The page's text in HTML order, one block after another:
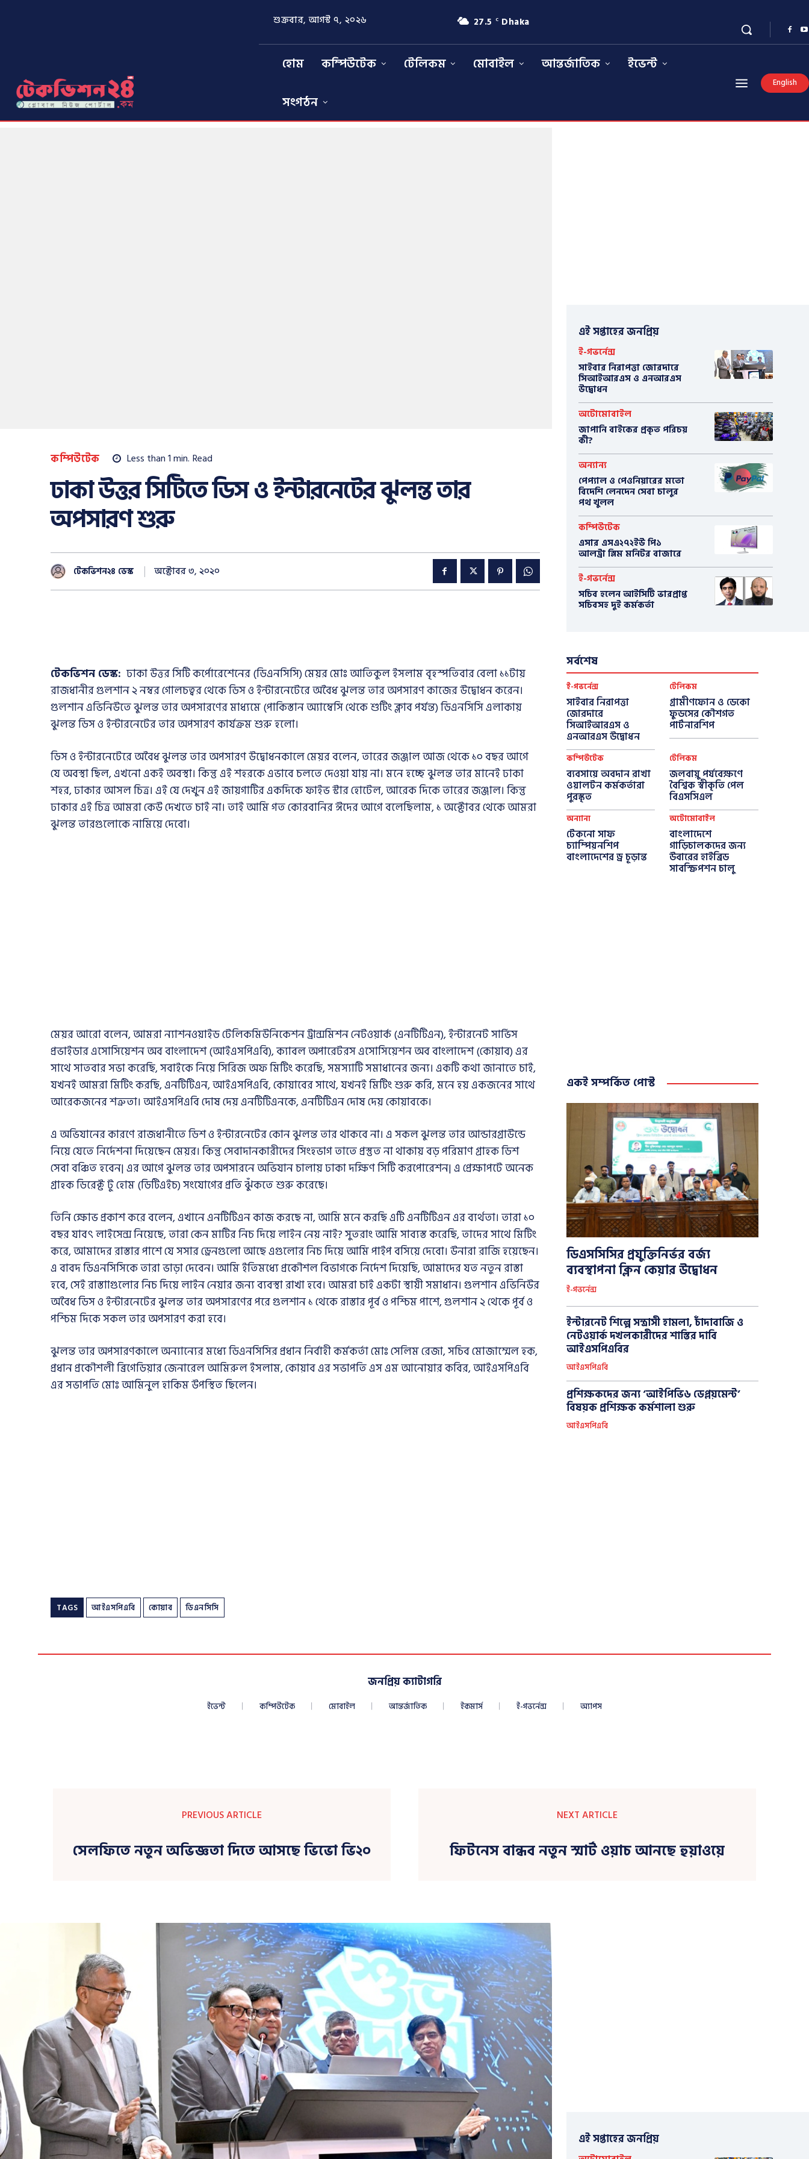
শুক্রবার, আগস্ট ৭, ২০২৬ 27.5 C Dhaka
হোম কম্পিউটেক টেলিকম মোবাইল আন্তর্জাতিক
ইভেন্ট
সংগঠন
English
কম্পিউটেক Less than 1min. Read
ঢাকা উত্তর সিটিতে ডিস ও ইন্টারনেটের ঝুলন্ত তার
অপসারণ শুরু
টেকভিশন২৪ ডেস্ক অক্টোবর ৩, ২০২০
টেকভিশন ডেস্ক: ঢাকা উত্তর সিটি কর্পোরেশেনের (ডিএনসিসি) মেয়র মোঃ আতিকুল ইসলাম বৃহস্পতিবার বেলা ১১টায়
রাজধানীর গুলশান ২ নম্বর গোলচত্বর থেকে ডিস ও ইন্টারনেটেরে অবৈধ ঝুলন্ত তার অপসারণ কাজের উদ্বোধন করেন।
গুলশান এভিনিউতে ঝুলন্ত তার অপসারণের মাধ্যমে (পাকিস্তান অ্যাম্বেসি থেকে শুটিং ক্লাব পর্যন্ত) ডিএনসিসি এলাকায়
ঝুলন্ত ডিস ও ইন্টারনেটের তার অপসারণ কার্যক্রম শুরু হলো।
ডিস ও ইন্টারনেটেরে অবৈধ ঝুলন্ত তার অপসারণ উদ্বোধনকালে মেয়র বলেন, তারের জঞ্জাল আজ থেকে ১০ বছর আগে
যে অবস্থা ছিল, এখনো একই অবস্থা। কিন্তু এই শহরকে এভাবে চলতে দেওয়া যায় না। মনে হচ্ছে ঝুলন্ত তার মানেই ঢাকা
শহর, ঢাকার আসল চিত্র। এই যে দেখুন এই জায়গাটির একদিকে ফাইভ স্টার হোটেল, আরেক দিকে তারের জঞ্জাল। কিন্তু
ঢাকার এই চিত্র আমরা কেউ দেখতে চাই না। তাই আমি গত কোরবানির ঈদের আগে বলেছিলাম, ১ অক্টোবর থেকে আমরা
ঝুলন্ত তারগুলোকে নামিয়ে দেবো।
মেয়র আরো বলেন, আমরা ন্যাশনওয়াইড টেলিকমিউনিকেশন ট্রান্সমিশন নেটওয়ার্ক (এনটিটিএন), ইন্টারনেট সার্ভিস
প্রভাইডার এসোসিয়েশন অব বাংলাদেশ (আইএসপিএবি), ক্যাবল অপারেটরস এসোসিয়েশন অব বাংলাদেশ (কোয়াব) এর
সাথে সাতবার সভা করেছি, সবাইকে নিয়ে সিরিজ অফ মিটিং করেছি, সমস্যাটি সমাধানের জন্য। একটি কথা জানাতে চাই,
যখনই আমরা মিটিং করছি, এনটিটিএন, আইএসপিএবি, কোয়াবের সাথে, যখনই মিটিং শুরু করি, মনে হয় একজনের সাথে
আরেকজনের শত্রুতা। আইএসপিএবি দোষ দেয় এনটিটিএনকে, এনটিটিএন দোষ দেয় কোয়াবকে।
এ অভিযানের কারণে রাজধানীতে ডিশ ও ইন্টারনেটের কোন ঝুলন্ত তার থাকবে না। এ সকল ঝুলন্ত তার আন্ডারগ্রাউন্ডে
নিয়ে যেতে নির্দেশনা দিয়েছেন মেয়র। কিন্তু সেবাদানকারীদের সিংহভাগ তাতে প্রস্তুত না থাকায় বড় পরিমাণ গ্রাহক ডিশ
সেবা বঞ্চিত হবেন| এর আগে ঝুলন্ত তার অপসারনে অভিযান চালায় ঢাকা দক্ষিণ সিটি করপোরেশন| এ প্রেক্ষাপটে অনেক
গ্রাহক ডিরেক্ট টু হোম (ডিটিএইচ) সংযোগের প্রতি ঝুঁকতে শুরু করেছে।
তিনি ক্ষোভ প্রকাশ করে বলেন, এখানে এনটিটিএন কাজ করছে না, আমি মনে করছি এটি এনটিটিএন এর ব্যর্থতা। তারা ১০
বছর যাবৎ লাইসেন্স নিয়েছে, তারা কেন মাটির নিচ দিয়ে লাইন নেয় নাই? সুতরাং আমি সাব্যস্ত করেছি, তাদের সাথে মিটিং
করে, আমাদের রাস্তার পাশে যে সসার ড্রেনগুলো আছে এগুলোর নিচ দিয়ে আমি পাইপ বসিয়ে দেবো। উনারা রাজি হয়েছেন।
এ বাবদ ডিএনসিসিকে তারা ভাড়া দেবেন। আমি ইতিমধ্যে প্রকৌশল বিভাগকে নির্দেশ দিয়েছি, আমাদের যত নতুন রাস্তা
হবে, সেই রাস্তাাগুলোর নিচ দিয়ে লাইন নেয়ার জন্য ব্যবস্থা রাখা হবে। আমরা চাই একটা স্থায়ী সমাধান। গুলশান এভিনিউর
অবৈধ ডিস ও ইন্টারনেটের ঝুলন্ত তার অপসারণের পরে গুলশান ১ থেকে রাস্তার পূর্ব ও পশ্চিম পাশে, গুলশান ২ থেকে পূর্ব ও
পশ্চিম দিকে সকল তার অপসারণ করা হবে।
ঝুলন্ত তার অপসারণকালে অন্যান্যের মধ্যে ডিএনসিসির প্রধান নির্বাহী কর্মকর্তা মোঃ সেলিম রেজা, সচিব মোজাম্মেল হক,
প্রধান প্রকৌশলী ব্রিগেডিয়ার জেনারেল আমিরুল ইসলাম, কোয়াব এর সভাপতি এস এম আনোয়ার কবির, আইএসপিএবি
এর সভাপতি মোঃ আমিনুল হাকিম উপস্থিত ছিলেন।
TAGS আইএসপিএবি কোয়াব ডিএনসিসি
এই সপ্তাহের জনপ্রিয়
ই-গভর্নেন্স
সাইবার নিরাপত্তা জোরদারে
সিআইআরএস ও এনআরএস
উদ্বোধন
অটোমোবাইল
​জাপানি বাইকের প্রকৃত পরিচয়
কী?
অন্যান্য
পেপ্যাল ও পেওনিয়ারের মতো
বিদেশি লেনদেন সেবা চালুর
পথ খুলল
কম্পিউটেক
এসার এসএ২৭২ইউ পি১
আলট্রা স্লিম মনিটর বাজারে
ই-গভর্নেন্স
সচিব হলেন আইসিটি ভারপ্রাপ্ত
সচিবসহ দুই কর্মকর্তা
সর্বশেষ
ই-গভর্নেন্স
সাইবার নিরাপত্তা
জোরদারে
সিআইআরএস ও
এনআরএস উদ্বোধন
টেলিকম
গ্রামীণফোন ও ডেকো
ফুডসের কৌশগত
পার্টনারশিপ
কম্পিউটেক
ব্যবসায়ে অবদান রাখা
ওয়ালটন কর্মকর্তারা
পুরস্কৃত
টেলিকম
জলবায়ু পর্যবেক্ষণে
বৈশ্বিক স্বীকৃতি পেল
বিএসসিএল
অন্যান্য
টেকনো সাফ
চ্যাম্পিয়নশিপ
বাংলাদেশের ড্র চূড়ান্ত
অটোমোবাইল
বাংলাদেশে
গাড়িচালকদের জন্য
উবারের হাইব্রিড
সাবস্ক্রিপশন চালু
একই সম্পর্কিত পোস্ট
ডিএসসিসির প্রযুক্তিনির্ভর বর্জ্য
ব্যবস্থাপনা ক্লিন কেয়ার উদ্বোধন
ই-গভর্নেন্স
ইন্টারনেট শিল্পে সন্ত্রাসী হামলা, চাঁদাবাজি ও
নেটওয়ার্ক দখলকারীদের শাস্তির দাবি
আইএসপিএবির
আইএসপিএবি
প্রশিক্ষকদের জন্য ‘আইপিভি৬ ডেপ্লয়মেন্ট’
বিষয়ক প্রশিক্ষক কর্মশালা শুরু
আইএসপিএবি
জনপ্রিয় ক্যাটাগরি
ইভেন্ট কম্পিউটেক মোবাইল আন্তর্জাতিক ইকমার্স ই-গভর্নেন্স অ্যাপস
PREVIOUS ARTICLE
সেলফিতে নতুন অভিজ্ঞতা দিতে আসছে ভিভো ভি২০
NEXT ARTICLE
ফিটনেস বান্ধব নতুন স্মার্ট ওয়াচ আনছে হুয়াওয়ে